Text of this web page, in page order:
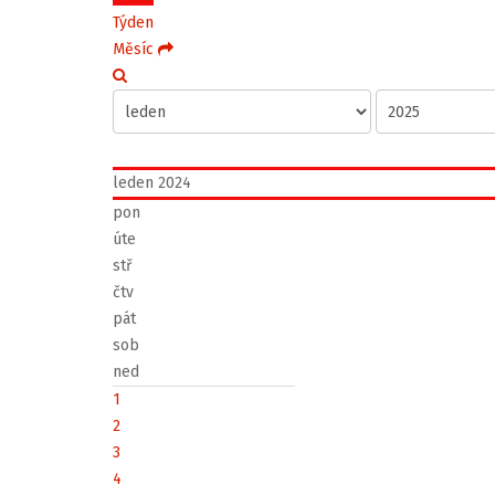
Týden
Měsíc
leden 2024
pon
úte
stř
čtv
pát
sob
ned
1
2
3
4